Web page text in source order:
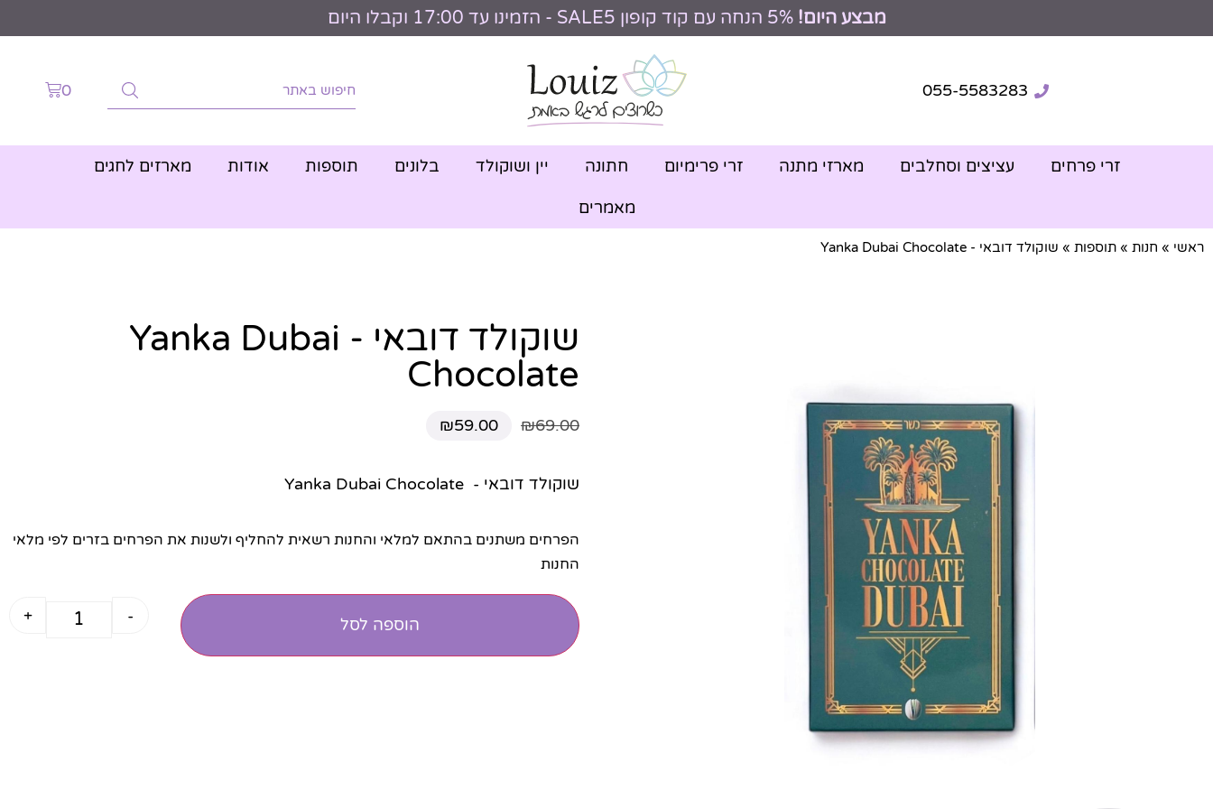
מבצע היום! 5% הנחה עם קוד קופון SALE5 - הזמינו עד 17:00 וקבלו היום
055-5583283
0
זרי פרחים עציצים וסחלבים מארזי מתנה זרי פרימיום חתונה יין ושוקולד בלונים תוספות אודות מארזים לחגים
מאמרים
ראשי » חנות » תוספות » שוקולד דובאי - Yanka Dubai Chocolate
שוקולד דובאי - Yanka Dubai
Chocolate
₪69.00
₪59.00
שוקולד דובאי - Yanka Dubai Chocolate
הפרחים משתנים בהתאם למלאי והחנות רשאית להחליף ולשנות את הפרחים בזרים לפי מלאי
החנות
-
+ הוספה לסל